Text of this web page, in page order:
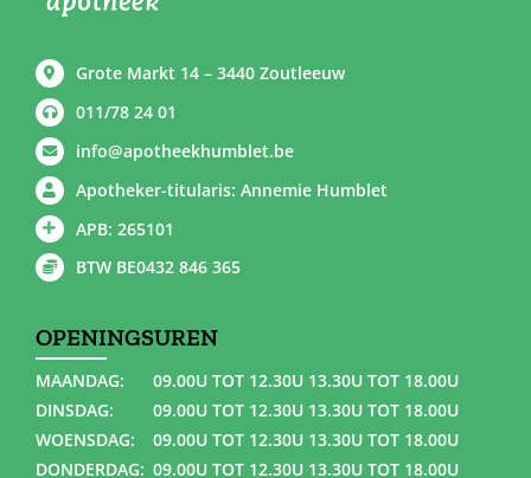
Grote Markt 14 – 3440 Zoutleeuw
011/78 24 01
info@apotheekhumblet.be
Apotheker-titularis: Annemie Humblet
APB: 265101
BTW BE0432 846 365
OPENINGSUREN
MAANDAG:
09.00U TOT 12.30U 13.30U TOT 18.00U
DINSDAG:
09.00U TOT 12.30U 13.30U TOT 18.00U
WOENSDAG:
09.00U TOT 12.30U 13.30U TOT 18.00U
DONDERDAG: 09.00U TOT 12.30U 13.30U TOT 18.00U